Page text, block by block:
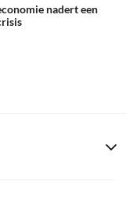
nadert een